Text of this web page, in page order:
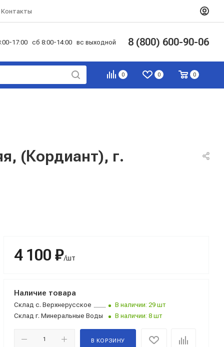
Контакты
17:00 сб 8:00-14:00 вс выходной 8 (800) 600-90-06
0 0 0
(Кордиант), г.
4 100 ₽/шт
Наличие товара
Склад с. Верхнерусское
В наличии: 29 шт
Склад г. Минеральные Воды В наличии: 8 шт
В КОРЗИНУ